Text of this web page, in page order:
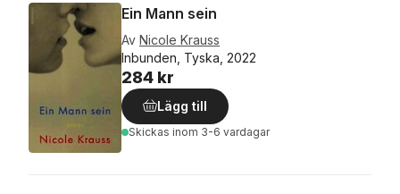
Ein Mann sein
Av Nicole Krauss
Inbunden, Tyska, 2022
284 kr
Lägg till
Skickas inom 3-6 vardagar